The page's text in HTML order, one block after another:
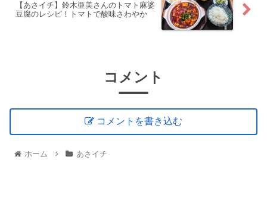
【あさイチ】鈴木亜美さんのトマト麻婆
豆腐のレシピ！トマトで酸味さわやか
コメント
コメントを書き込む
ホーム あさイチ